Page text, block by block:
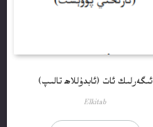
ئىگەرلىك ئات (ئابدۇللاھ تالىپ)
Elkitab